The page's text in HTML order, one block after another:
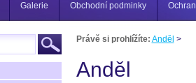
Galerie Obchodní podminky
Právě si prohlížíte: Anděl >
Anděl